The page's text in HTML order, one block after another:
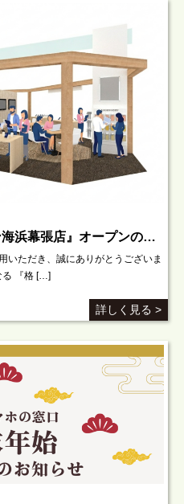
『格安スマホの窓口 イオン海浜幕張店』オープンのお知らせ
いただき、誠にありがとうございま
る 『格 […]
詳しく見る >